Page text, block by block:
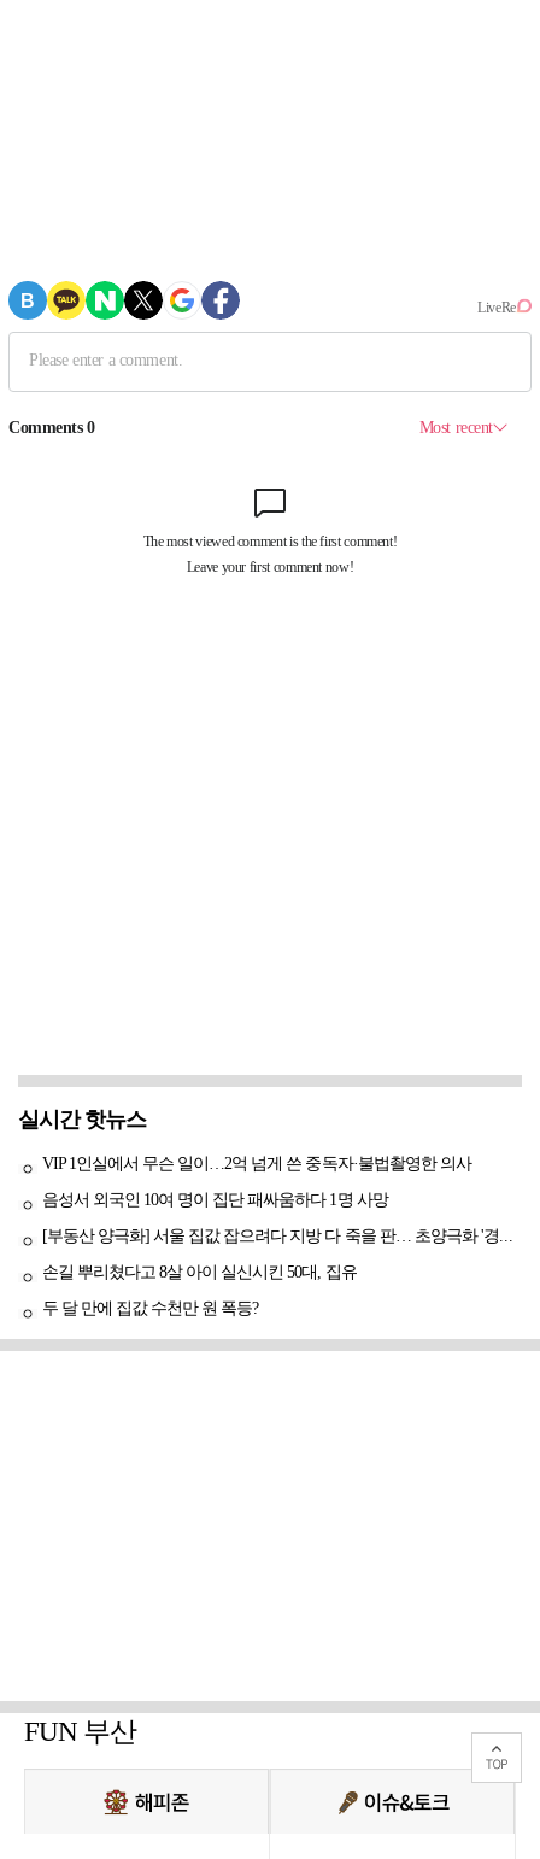
실시간 핫뉴스
VIP 1인실에서 무슨 일이…2억 넘게 쓴 중독자·불법촬영한 의사
음성서 외국인 10여 명이 집단 패싸움하다 1명 사망
손길 뿌리쳤다고 8살 아이 실신시킨 50대, 집유
두 달 만에 집값 수천만 원 폭등?
FUN 부산